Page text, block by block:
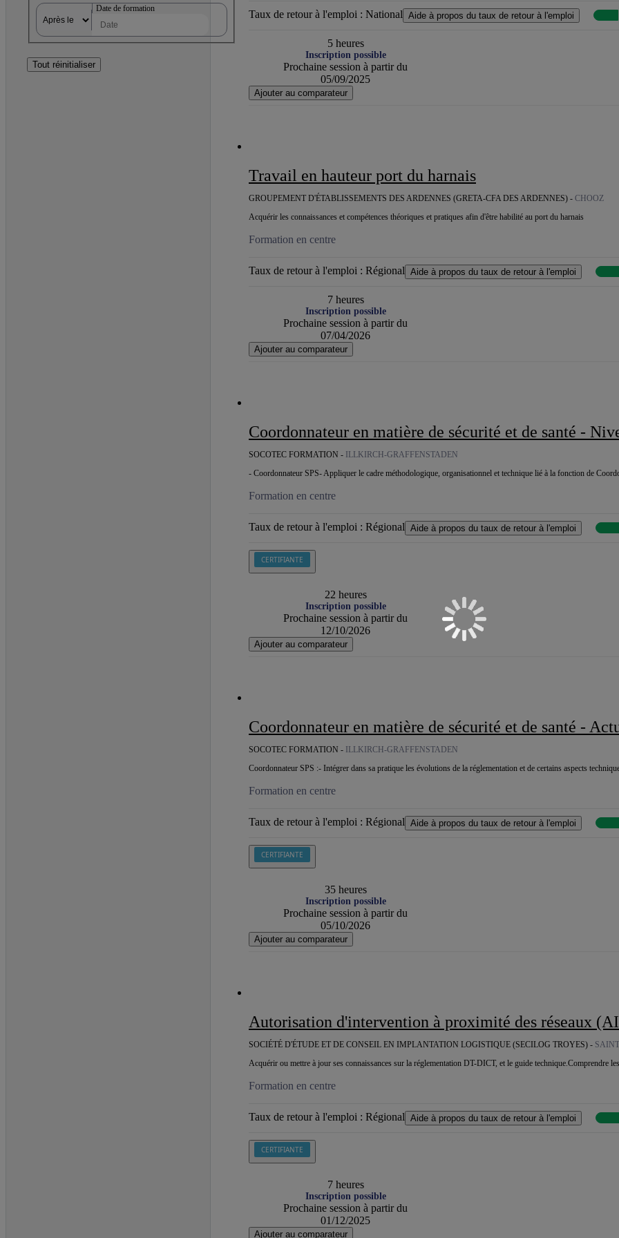
Date de formation
Tout réinitialiser
Taux de retour à l'emploi : National Aide à propos du taux de retour à l'emploi
5 heures
Inscription possible
Prochaine session à partir du
05/09/2025
Ajouter au comparateur
Travail en hauteur port du harnais
GROUPEMENT D'ÉTABLISSEMENTS DES ARDENNES (GRETA-CFA DES ARDENNES) - CHOOZ
Acquérir les connaissances et compétences théoriques et pratiques afin d'être habilité au port du harnais
Formation en centre
Taux de retour à l'emploi : Régional Aide à propos du taux de retour à l'emploi
7 heures
Inscription possible
Prochaine session à partir du
07/04/2026
Ajouter au comparateur
Coordonnateur en matière de sécurité et de santé - Niveau 1
SOCOTEC FORMATION - ILLKIRCH-GRAFFENSTADEN
- Coordonnateur SPS- Appliquer le cadre méthodologique, organisationnel et technique lié à la fonction de
Formation en centre
Taux de retour à l'emploi : Régional Aide à propos du taux de retour à l'emploi
CERTIFIANTE
22 heures
Inscription possible
Prochaine session à partir du
12/10/2026
Ajouter au comparateur
Coordonnateur en matière de sécurité et de santé - Actualisation des
SOCOTEC FORMATION - ILLKIRCH-GRAFFENSTADEN
Coordonnateur SPS :- Intégrer dans sa pratique les évolutions de la réglementation et de certains aspects
Formation en centre
Taux de retour à l'emploi : Régional Aide à propos du taux de retour à l'emploi
CERTIFIANTE
35 heures
Inscription possible
Prochaine session à partir du
05/10/2026
Ajouter au comparateur
Autorisation d'intervention à proximité des réseaux (AIPR) opérateur (trice) - Intervention à
SOCIÉTÉ D'ÉTUDE ET DE CONSEIL EN IMPLANTATION LOGISTIQUE (SECILOG TROYES) -
Acquérir ou mettre à jour ses connaissances sur la réglementation DT-DICT, et le guide technique.Comprendre
Formation en centre
Taux de retour à l'emploi : Régional Aide à propos du taux de retour à l'emploi
CERTIFIANTE
7 heures
Inscription possible
Prochaine session à partir du
01/12/2025
Ajouter au comparateur